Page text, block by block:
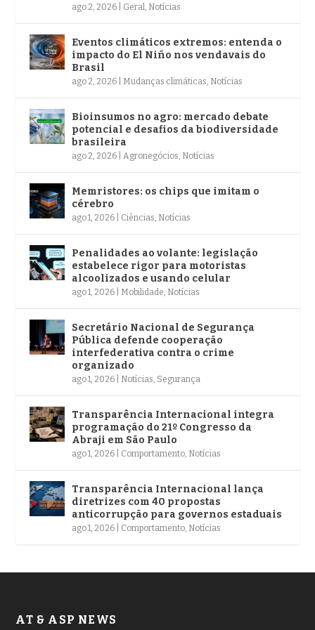
ago 2, 2026 Geral Notícias
Eventos climáticos extremos: entenda o
impacto do El Niño nos vendavais do
Brasil
ago 2, 2026 Mudanças climáticas Notícias
Bioinsumos no agro: mercado debate
potencial e desafios da biodiversidade
brasileira
ago 2, 2026 Agronegócios Notícias
Memristores: os chips que imitam o
cérebro
ago 1, 2026 Ciências Notícias
Penalidades ao volante: legislação
estabelece rigor para motoristas
alcoolizados e usando celular
ago 1, 2026 Mobilidade Notícias
Secretário Nacional de Segurança
Pública defende cooperação
interfederativa contra o crime
organizado
ago 1, 2026 Notícias Segurança
Transparência Internacional integra
programação do 21º Congresso da
Abraji em São Paulo
ago 1, 2026 Comportamento Notícias
Transparência Internacional lança
diretrizes com 40 propostas
anticorrupção para governos estaduais
ago 1, 2026 Comportamento Notícias
AT & ASP NEWS